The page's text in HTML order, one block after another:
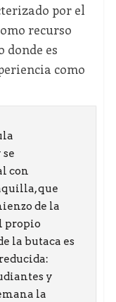
por el
recurso
es
como
con
que
de la
propio
la butaca es
y
la